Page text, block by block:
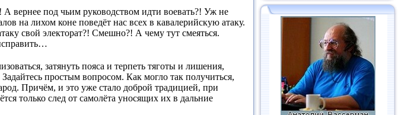
вернее под чьим руководством идти воевать?! Уж не
на лихом коне поведёт нас всех в кавалерийскую атаку.
свой электорат?! Смешно?! А чему тут смеяться.
затянуть пояса и терпеть тяготы и лишения,
простым вопросом. Как могло так получиться,
Причём, и это уже стало доброй традицией, при
только след от самолёта уносящих их в дальние